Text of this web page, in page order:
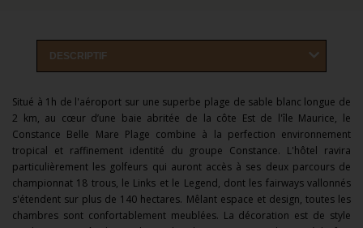
DESCRIPTIF
Situé à 1h de l'aéroport sur une superbe plage de sable blanc longue de
2 km, au cœur d’une baie abritée de la côte Est de l'île Maurice, le
Constance Belle Mare Plage combine à la perfection environnement
tropical et raffinement identité du groupe Constance. L'hôtel ravira
particulièrement les golfeurs qui auront accès à ses deux parcours de
championnat 18 trous, le Links et le Legend, dont les fairways vallonnés
s'étendent sur plus de 140 hectares. Mêlant espace et design, toutes les
chambres sont confortablement meublées. La décoration est de style